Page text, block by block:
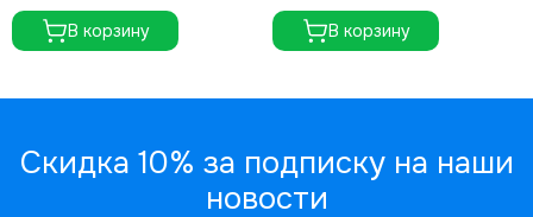
В корзину
В корзину
Скидка 10% за подписку на наши
новости